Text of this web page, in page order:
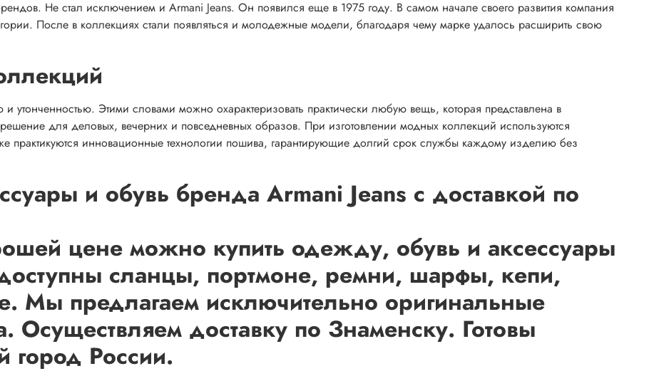
Не стал исключением и Armani Jeans. Он появился еще в 1975 году. В самом начале своего развития компания
После в коллекциях стали появляться и молодежные модели, благодаря чему марке удалось расширить свою
утонченностью. Этими словами можно охарактеризовать практически любую вещь, которая представлена в
для деловых, вечерних и повседневных образов. При изготовлении модных коллекций используются
практикуются инновационные технологии пошива, гарантирующие долгий срок службы каждому изделию без
и обувь бренда Armani Jeans с доставкой по
цене можно купить одежду, обувь и аксессуары
сланцы, портмоне, ремни, шарфы, кепи,
Мы предлагаем исключительно оригинальные
Осуществляем доставку по Знаменску. Готовы
город России.